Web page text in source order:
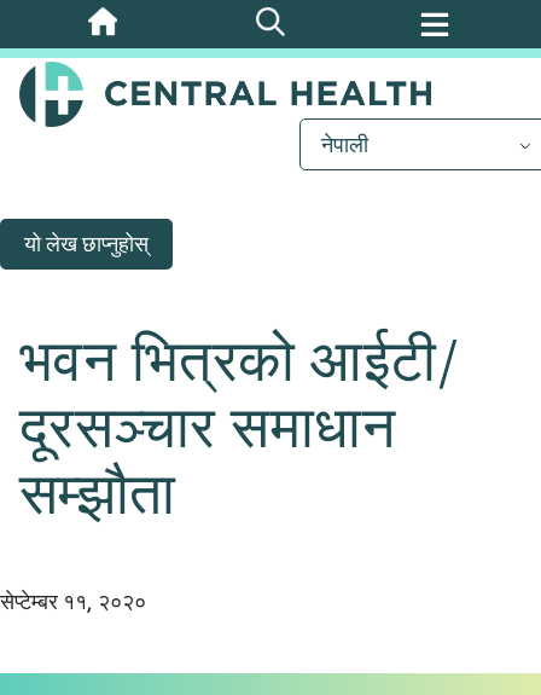
मुख्य
सामग्रीमा
जानुहोस्
नेपाली
यो लेख छाप्नुहोस्
भवन भित्रको आईटी/
दूरसञ्चार समाधान
सम्झौता
सेप्टेम्बर ११, २०२०